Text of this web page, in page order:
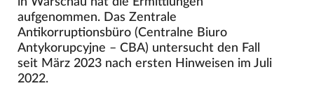
aufgenommen. Das Zentrale
Antikorruptionsbüro (Centralne Biuro
Antykorupcyjne – CBA) untersucht den Fall
seit März 2023 nach ersten Hinweisen im Juli
2022.